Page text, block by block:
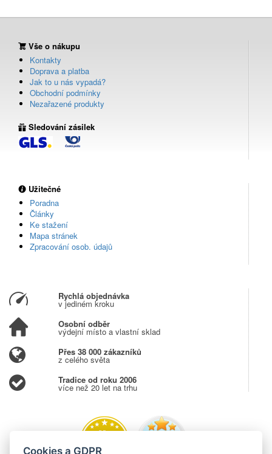
Vše o nákupu
Kontakty
Doprava a platba
Jak to u nás vypadá?
Obchodní podmínky
Nezařazené produkty
Sledování zásilek
Užitečné
Poradna
Články
Ke stažení
Mapa stránek
Zpracování osob. údajů
Rychlá objednávka
v jediném kroku
Osobní odběr
výdejní místo a vlastní sklad
Přes 38 000 zákazníků
z celého světa
Tradice od roku 2006
více než 20 let na trhu
Cookies a GDPR